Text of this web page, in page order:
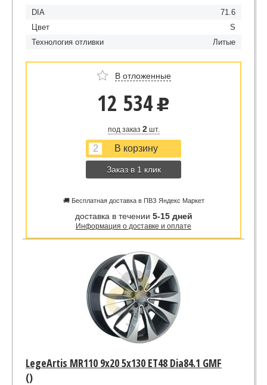
DIA
71.6
Цвет
S
Технология отливки
Литые
В отложенные
12 534 u
под заказ 2шт.
Заказ в 1 клик
🚚 Бесплатная доставка в ПВЗ Яндекс Маркет
доставка в течении 5-15 дней
Информация о доставке и оплате
LegeArtis MR110 9x20 5x130 ET48 Dia84.1 GMF
()